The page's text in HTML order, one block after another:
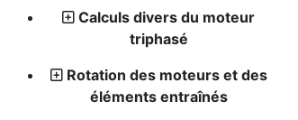
Calculs divers du moteur
triphasé
Rotation des moteurs et des
éléments entraînés